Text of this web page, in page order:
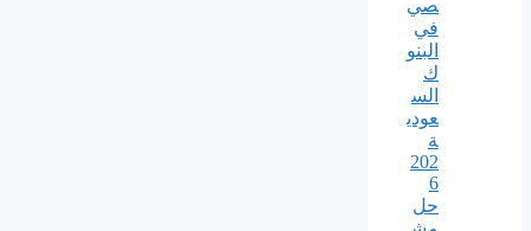
صي
في
البنو
ك
الس
عودي
ة
202
6
حل